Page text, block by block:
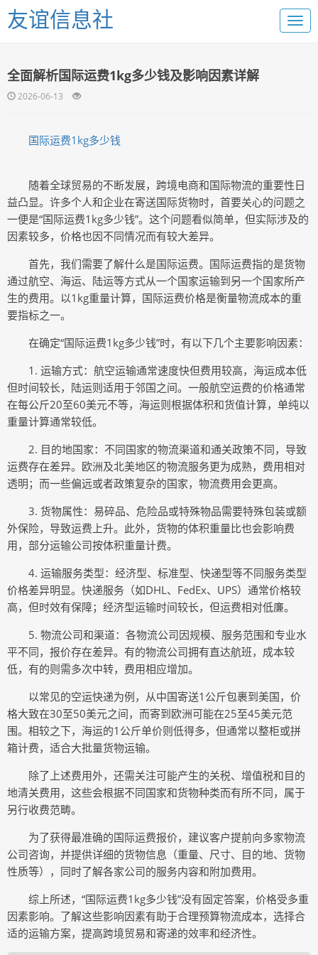
友谊信息社
全面解析国际运费1kg多少钱及影响因素详解
2026-06-13
国际运费1kg多少钱
随着全球贸易的不断发展，跨境电商和国际物流的重要性日
益凸显。许多个人和企业在寄送国际货物时，首要关心的问题之
一便是“国际运费1kg多少钱”。这个问题看似简单，但实际涉及的
因素较多，价格也因不同情况而有较大差异。
首先，我们需要了解什么是国际运费。国际运费指的是货物
通过航空、海运、陆运等方式从一个国家运输到另一个国家所产
生的费用。以1kg重量计算，国际运费价格是衡量物流成本的重
要指标之一。
在确定“国际运费1kg多少钱”时，有以下几个主要影响因素：
1. 运输方式：航空运输通常速度快但费用较高，海运成本低
但时间较长，陆运则适用于邻国之间。一般航空运费的价格通常
在每公斤20至60美元不等，海运则根据体积和货值计算，单纯以
重量计算通常较低。
2. 目的地国家：不同国家的物流渠道和通关政策不同，导致
运费存在差异。欧洲及北美地区的物流服务更为成熟，费用相对
透明；而一些偏远或者政策复杂的国家，物流费用会更高。
3. 货物属性：易碎品、危险品或特殊物品需要特殊包装或额
外保险，导致运费上升。此外，货物的体积重量比也会影响费
用，部分运输公司按体积重量计费。
4. 运输服务类型：经济型、标准型、快递型等不同服务类型
价格差异明显。快递服务（如DHL、FedEx、UPS）通常价格较
高，但时效有保障；经济型运输时间较长，但运费相对低廉。
5. 物流公司和渠道：各物流公司因规模、服务范围和专业水
平不同，报价存在差异。有的物流公司拥有直达航班，成本较
低，有的则需多次中转，费用相应增加。
以常见的空运快递为例，从中国寄送1公斤包裹到美国，价
格大致在30至50美元之间，而寄到欧洲可能在25至45美元范
围。相较之下，海运的1公斤单价则低得多，但通常以整柜或拼
箱计费，适合大批量货物运输。
除了上述费用外，还需关注可能产生的关税、增值税和目的
地清关费用，这些会根据不同国家和货物种类而有所不同，属于
另行收费范畴。
为了获得最准确的国际运费报价，建议客户提前向多家物流
公司咨询，并提供详细的货物信息（重量、尺寸、目的地、货物
性质等），同时了解各家公司的服务内容和附加费用。
综上所述，“国际运费1kg多少钱”没有固定答案，价格受多重
因素影响。了解这些影响因素有助于合理预算物流成本，选择合
适的运输方案，提高跨境贸易和寄递的效率和经济性。